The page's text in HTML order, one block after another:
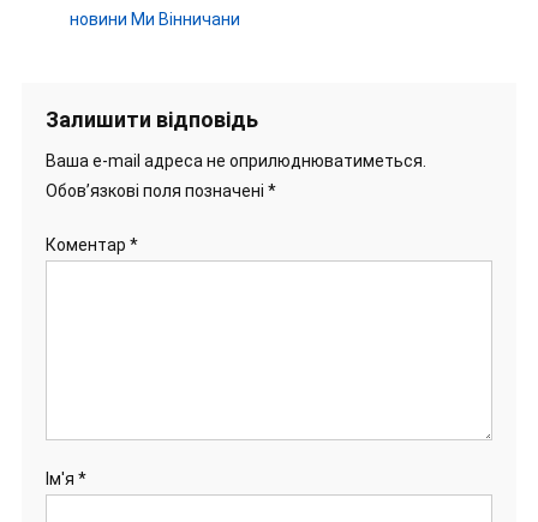
новини Ми Вінничани
Залишити відповідь
Ваша e-mail адреса не оприлюднюватиметься.
Обов’язкові поля позначені *
Коментар *
Ім'я *